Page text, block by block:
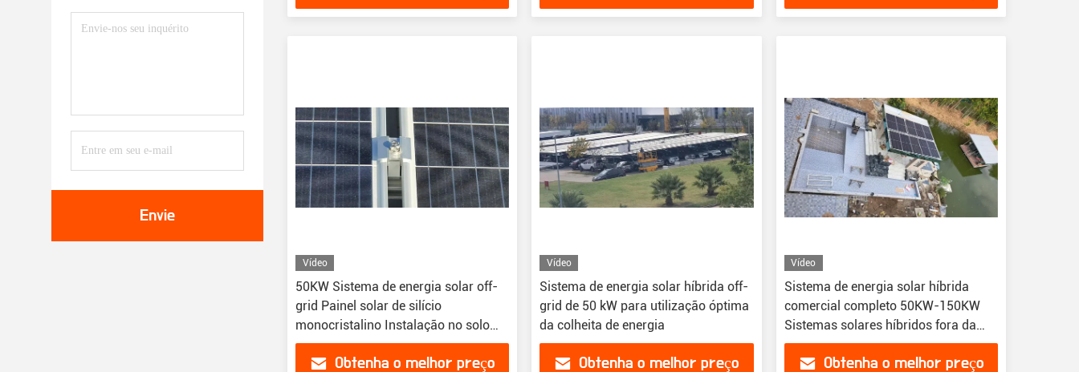
Envie
Vídeo
50KW Sistema de energia solar off-
grid Painel solar de silício
monocristalino Instalação no solo
Bateria de íons de lítio MPPT Uso
domésticoObtenha o melhor preço
Vídeo
Sistema de energia solar híbrida off-
grid de 50 kW para utilização óptima
da colheita de energia
Obtenha o melhor preço
Vídeo
Sistema de energia solar híbrida
comercial completo 50KW-150KW
Sistemas solares híbridos fora da
rede
Obtenha o melhor preço